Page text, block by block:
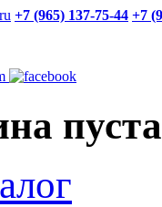
+7 (965) 137-75-44 +7
пуста